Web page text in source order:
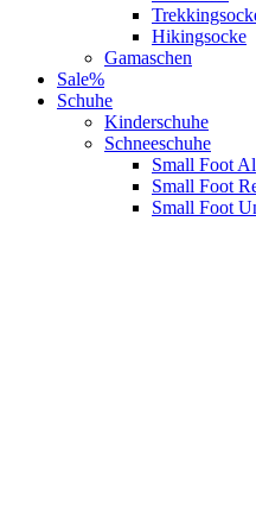
Hikingsocke
Gamaschen
Sale%
Schuhe
Kinderschuhe
Schneeschuhe
Small Foot
Small Foot
Small Foot